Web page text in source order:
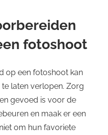
fotoshoot
op een fotoshoot kan
laten verlopen. Zorg
gevoed is voor de
en maak er een
om hun favoriete